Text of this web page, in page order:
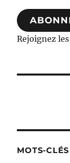
mail
Rejoignez
MOTS-CLÉS